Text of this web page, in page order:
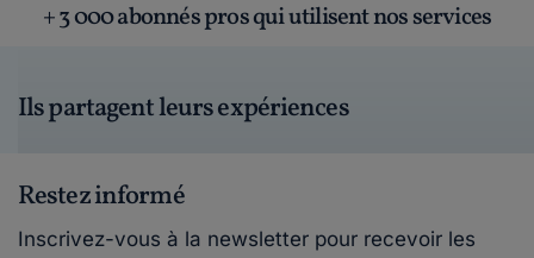
+ 3 000 abonnés pros qui utilisent nos services
Ils partagent leurs expériences
Restez informé
Inscrivez-vous à la newsletter pour recevoir les